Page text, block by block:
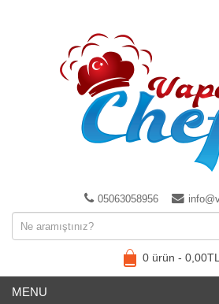
05063058956
0 ürün - 0,00TL
MENU